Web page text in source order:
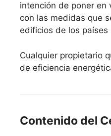
intención de poner en
con las medidas que
edificios de los países
Cualquier propietario
de eficiencia
Contenido del